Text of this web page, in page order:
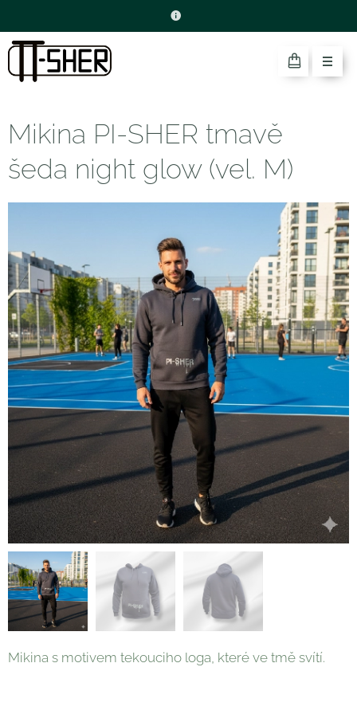
Mikina PI-SHER tmavě
šeda night glow (vel. M)
Mikina s motivem tekouciho loga, které ve tmě svítí.